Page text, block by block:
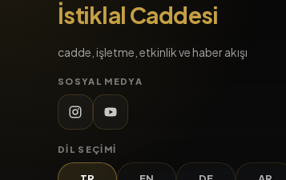
İstiklal Caddesi
cadde, işletme, etkinlik ve haber akışı
SOSYAL MEDYA
DIL SEÇIMI